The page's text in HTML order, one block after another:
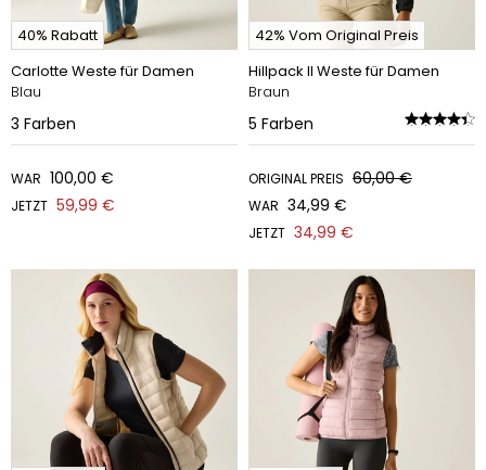
40% Rabatt
Carlotte Weste für Damen
Blau
3 Farben
WAR 100,00 €
JETZT 59,99 €
42% Vom Original Preis
Hillpack II Weste für Damen
Braun
5 Farben
ORIGINAL PREIS 60,00 €
WAR 34,99 €
JETZT 34,99 €